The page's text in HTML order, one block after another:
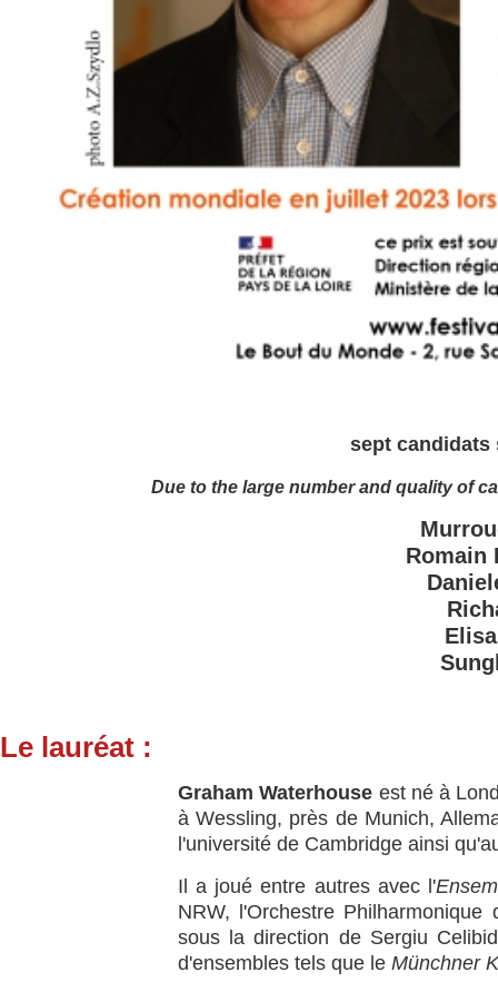
sept candidats
Due to the large number and quality of
Romain
Le lauréat :
Graham Waterhouse est né à
à Wessling, près de Munich,
l'université de Cambridge ainsi
Il a joué entre autres avec l'
NRW, l'Orchestre
sous la direction de Sergiu
d'ensembles tels que le Münchner